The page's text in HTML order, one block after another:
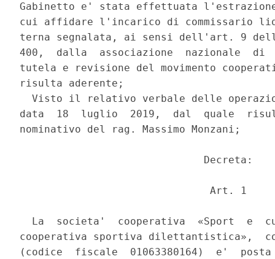
Gabinetto e' stata effettuata
cui affidare l'incarico di commissario
terna segnalata, ai sensi dell'art. 9
400,  dalla  associazione  nazionale  di
tutela e revisione del movimento
risulta aderente;
Visto il relativo verbale delle
data  18  luglio  2019,  dal  quale
nominativo del rag. Massimo Monzani;
                              Decreta:
                               Art. 1
La  societa'  cooperativa  «Sport  e
cooperativa sportiva dilettantistica»,
(codice  fiscale  01063380164)  e'